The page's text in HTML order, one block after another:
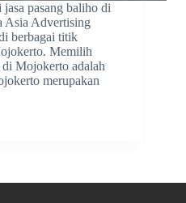
pasang baliho di
Asia Advertising
berbagai titik
Memilih
Mojokerto adalah
merupakan